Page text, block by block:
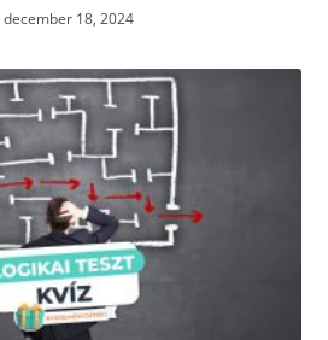
december 18, 2024